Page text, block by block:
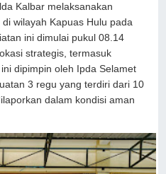
Kalbar melaksanakan
wilayah Kapuas Hulu pada
ini dimulai pukul 08.14
strategis, termasuk
dipimpin oleh Ipda Selamet
3 regu yang terdiri dari 10
dalam kondisi aman